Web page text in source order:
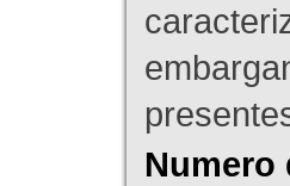
Numero